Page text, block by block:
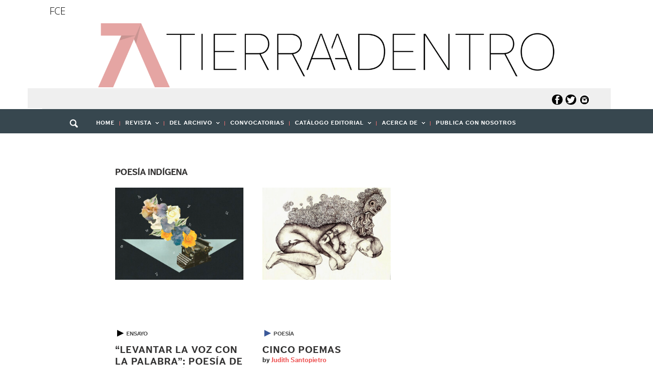
FCE
HOME REVISTA DEL ARCHIVO CONVOCATORIAS CATÁLOGO EDITORIAL ACERCA DE PUBLICA CON NOSOTROS
POESÍA INDÍGENA
▶ ENSAYO
“LEVANTAR LA VOZ CON
LA PALABRA”: POESÍA DE
▶ POESÍA
CINCO POEMAS
by Judith Santopietro